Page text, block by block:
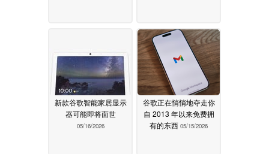
新款谷歌智能家居显示
器可能即将面世
05/16/2026
谷歌正在悄悄地夺走你
自 2013 年以来免费拥
有的东西 05/15/2026